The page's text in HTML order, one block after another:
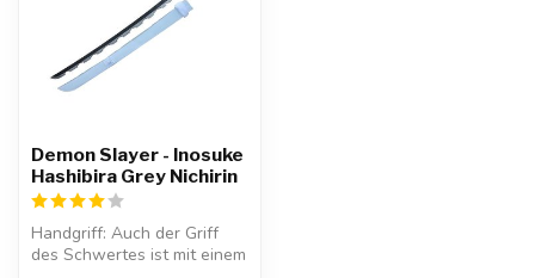
Demon Slayer - Inosuke
Hashibira Grey Nichirin
Handgriff: Auch der Griff
des Schwertes ist mit einem